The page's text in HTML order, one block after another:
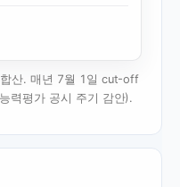
산. 매년 7월 1일 cut-off
력평가 공시 주기 감안).